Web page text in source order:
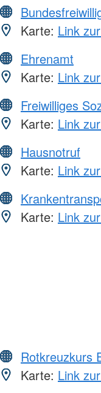
Karte: Link
Ehrenamt
Karte: Link
Freiwilliges
Karte: Link
Hausnotruf
Karte: Link
Karte: Link
Rotkreuzkurs
Karte: Link